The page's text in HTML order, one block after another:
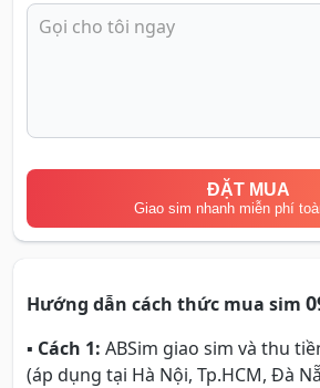
ĐẶT MUA
Giao sim nhanh miễn phí
Hướng dẫn cách thức mua sim
▪ Cách 1: ABSim giao sim và thu
(áp dụng tại Hà Nội, Tp.HCM, Đà